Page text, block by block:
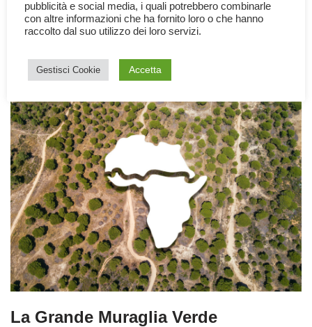
Il bilancio dell’Accordo finale della XXVIII Conferenza delle Parti
dell’UNFCCC (COP28), a cui hanno partecipato 70 mila delegati
La Grande Muraglia Verde
pubblicità e social media, i quali potrebbero combinarle
con altre informazioni che ha fornito loro o che hanno
raccolto dal suo utilizzo dei loro servizi.
Gestisci Cookie Accetta